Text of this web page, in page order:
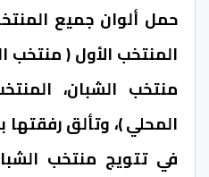
حمل ألوان جميع
المنتخب الأول( منتخب
منتخب الشبان،
المحلي )، وتألق
في تتويج منتخب